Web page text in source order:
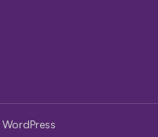
WordPress